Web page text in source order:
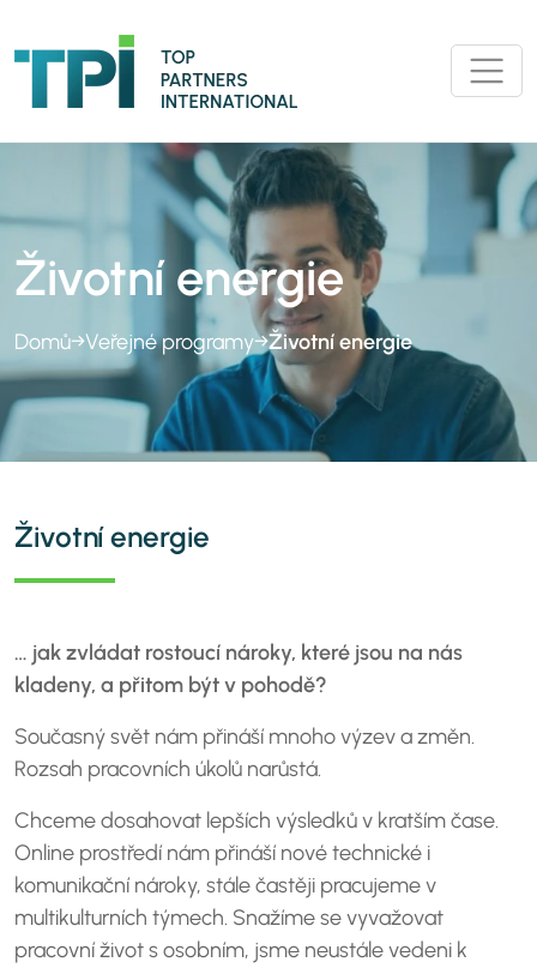
Životní energie
Domů→Veřejné programy→Životní energie
Životní energie
… jak zvládat rostoucí nároky, které jsou na nás
kladeny, a přitom být v pohodě?
Současný svět nám přináší mnoho výzev a změn.
Rozsah pracovních úkolů narůstá.
Chceme dosahovat lepších výsledků v kratším čase.
Online prostředí nám přináší nové technické i
komunikační nároky, stále častěji pracujeme v
multikulturních týmech. Snažíme se vyvažovat
pracovní život s osobním, jsme neustále vedeni k